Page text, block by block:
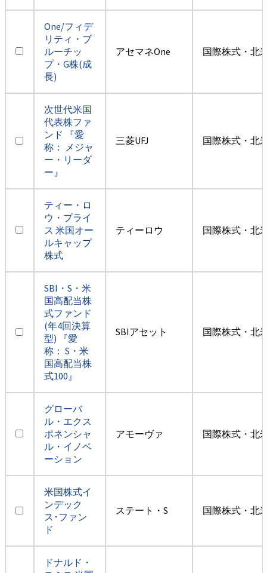
One/フィデ
リティ・ブ
ルーチッ
プ・G株(成
長)
アセマネOne 国際株式・北
次世代米国
代表株ファ
ンド 『愛
称： メジャ
ー・リーダ
ー』
三菱UFJ 国際株式・北
ティー・ロ
ウ・プライ
ス 米国オー
ルキャップ
株式
ティーロウ 国際株式・北
SBI・S・米
国高配当株
式ファンド
(年4回決算
型) 『愛
称： S・米
国高配当株
式100』
SBIアセット 国際株式・北
グローバ
ル・エクス
ポネンシャ
ル・イノベ
ーション
アモーヴァ 国際株式・北
米国株式イ
ンデック
ス･ファン
ド
ステート・S 国際株式・北
ドナルド・